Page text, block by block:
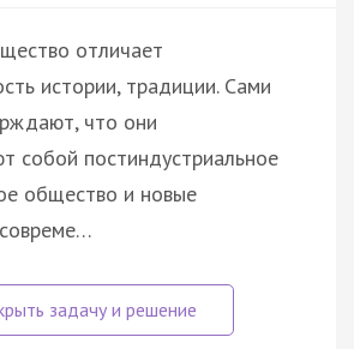
отличает
истории, традиции. Сами
что они
собой постиндустриальное
общество и новые